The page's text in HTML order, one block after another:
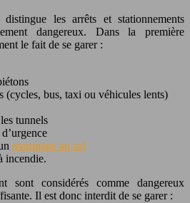
les arrêts et stationnements
dangereux. Dans la première
le fait de se garer :
(cycles, bus, taxi ou véhicules lents)
tunnels
marquage au sol
incendie.
sont considérés comme dangereux
Il est donc interdit de se garer :